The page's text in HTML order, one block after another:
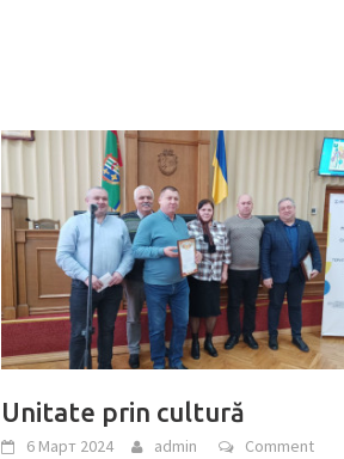
Unitate prin cultură
6 Март 2024 admin Comment